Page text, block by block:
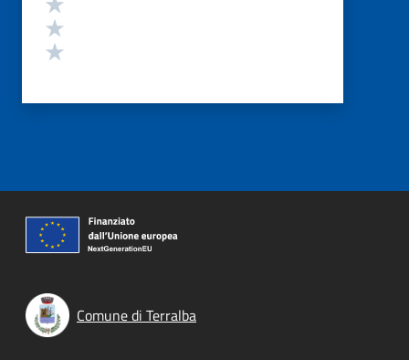
Comune di Terralba